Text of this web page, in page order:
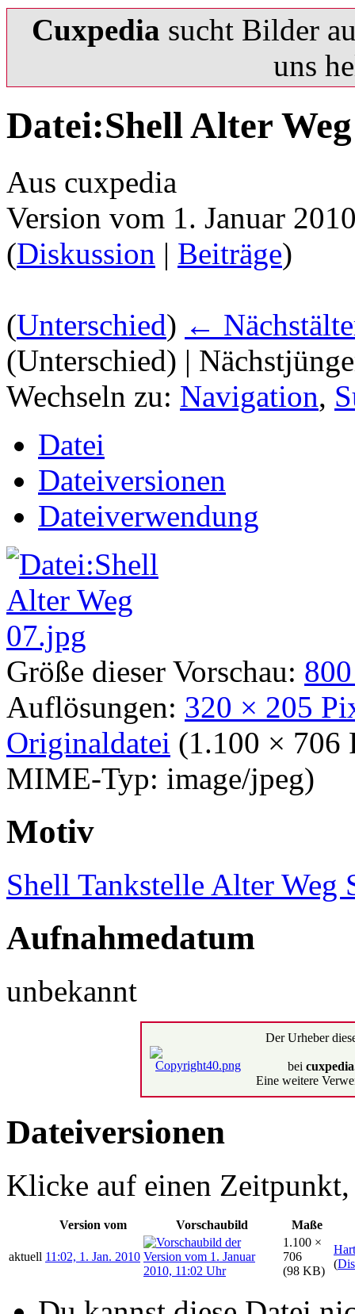
Cuxpedia sucht Bilder
uns
Datei:Shell Alter
Aus cuxpedia
Version vom 1. Januar
(Diskussion | Beiträge)
(Unterschied) ←
(Unterschied) |
Wechseln zu: Navigation,
Datei
Dateiversionen
Dateiverwendung
Größe dieser Vorschau:
Auflösungen: 320 × 205
Originaldatei (1.100 × 706
MIME-Typ: image/jpeg)
Motiv
Shell Tankstelle Alter Weg
Aufnahmedatum
unbekannt
Der Urheber
bei
Eine weitere
Dateiversionen
Klicke auf einen Zeitpunkt,
Version vom Vorschaubild Maße
aktuell 11:02, 1. Jan. 2010
1.100 ×
706
(98 KB)
(